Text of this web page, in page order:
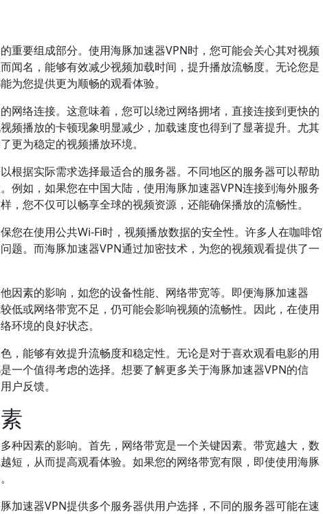
重要组成部分。使用海豚加速器VPN时，您可能会关心其对视频
闻名，能够有效减少视频加载时间，提升播放流畅度。无论您是
为您提供更为顺畅的观看体验。
网络连接。这意味着，您可以绕过网络拥堵，直接连接到更快的
频播放的卡顿现象明显减少，加载速度也得到了显著提升。尤其
更为稳定的视频播放环境。
根据实际需求选择最适合的服务器。不同地区的服务器可以帮助
例如，如果您在中国大陆，使用海豚加速器VPN连接到海外服务
您不仅可以畅享全球的视频资源，还能确保播放的流畅性。
您在使用公共Wi-Fi时，视频播放数据的安全性。许多人在咖啡馆
题。而海豚加速器VPN通过加密技术，为您的视频观看提供了一
因素的影响，如您的设备性能、网络带宽等。即便海豚加速器
低或网络带宽不足，仍可能会影响视频的流畅性。因此，在使用
环境的良好状态。
，能够有效提升流畅度和稳定性。无论是对于喜欢观看电影的用
一个值得考虑的选择。想要了解更多关于海豚加速器VPN的信
户反馈。
种因素的影响。首先，网络带宽是一个关键因素。带宽越大，数
短，从而提高观看体验。如果您的网络带宽有限，即使使用海豚
加速器VPN提供多个服务器供用户选择，不同的服务器可能在速